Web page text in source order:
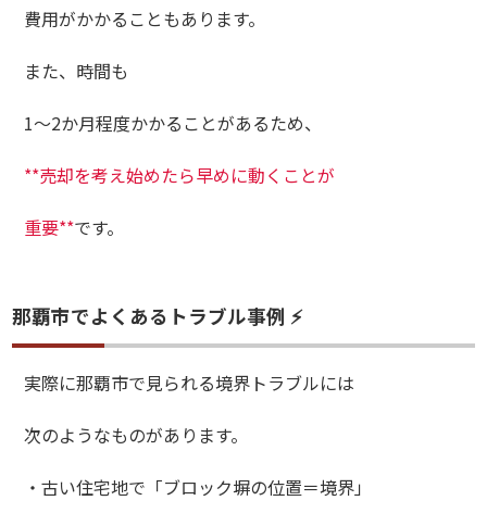
費用がかかることもあります。
また、時間も
1〜2か月程度かかることがあるため、
**売却を考え始めたら早めに動くことが
重要**です。
那覇市でよくあるトラブル事例 ⚡
実際に那覇市で見られる境界トラブルには
次のようなものがあります。
・古い住宅地で「ブロック塀の位置＝境界」